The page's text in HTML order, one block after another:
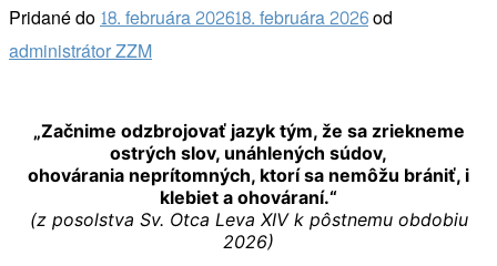
Pridané do18. februára 202618. februára 2026od
administrátor ZZM
„Začnime odzbrojovať jazyk tým, že sa zriekneme
ostrých slov, unáhlených súdov,
ohovárania neprítomných, ktorí sa nemôžu brániť, i
klebiet a ohováraní.“
(z posolstva Sv. Otca Leva XIV k pôstnemu obdobiu
2026)